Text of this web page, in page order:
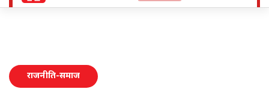
राजनीति-समाज